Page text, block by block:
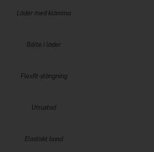
Läder med klämma
Bälte i läder
Flexfit-stängning
Utrustad
Elastiskt band